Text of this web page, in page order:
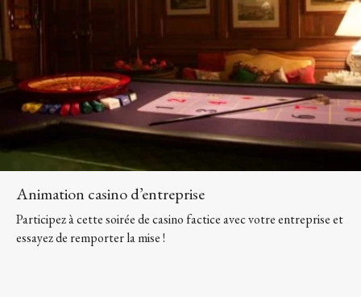
Animation casino d’entreprise
Participez à cette soirée de casino factice avec votre entreprise et
essayez de remporter la mise !